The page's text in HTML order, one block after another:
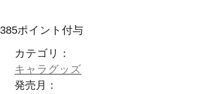
385ポイント付与
カテゴリ：
キャラグッズ
発売月：